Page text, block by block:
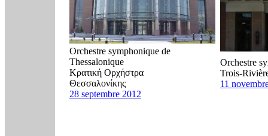
Orchestre symphonique de
Thessalonique
Κρατική Ορχήστρα
Θεσσαλονίκης
28 septembre 2012
Orchestre
Trois-
11